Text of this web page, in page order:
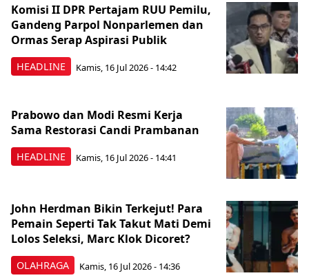
HEADLINE
Komisi II DPR Pertajam RUU Pemilu,
Gandeng Parpol Nonparlemen dan
Ormas Serap Aspirasi Publik
Kamis, 16 Jul 2026 - 14:42
HEADLINE
Prabowo dan Modi Resmi Kerja
Sama Restorasi Candi Prambanan
Kamis, 16 Jul 2026 - 14:41
OLAHRAGA
John Herdman Bikin Terkejut! Para
Pemain Seperti Tak Takut Mati Demi
Lolos Seleksi, Marc Klok Dicoret?
Kamis, 16 Jul 2026 - 14:36